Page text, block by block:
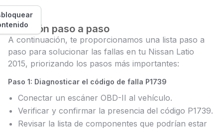
Solución paso a paso
A continuación, te proporcionamos una lista paso a
paso para solucionar las fallas en tu Nissan Latio
2015, priorizando los pasos más importantes:
Paso 1: Diagnosticar el código de falla P1739
Conectar un escáner OBD-II al vehículo.
Verificar y confirmar la presencia del código P1739.
Revisar la lista de componentes que podrían estar